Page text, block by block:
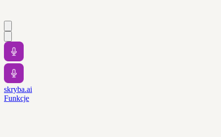
skryba.ai
Funkcje